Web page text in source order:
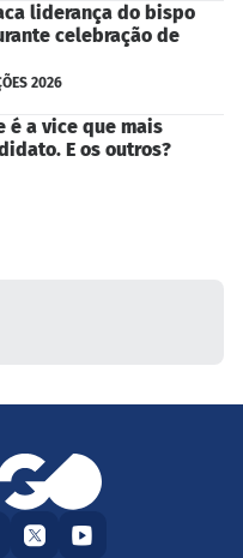
liderança do bispo
celebração de
2026
é a vice que mais
E os outros?